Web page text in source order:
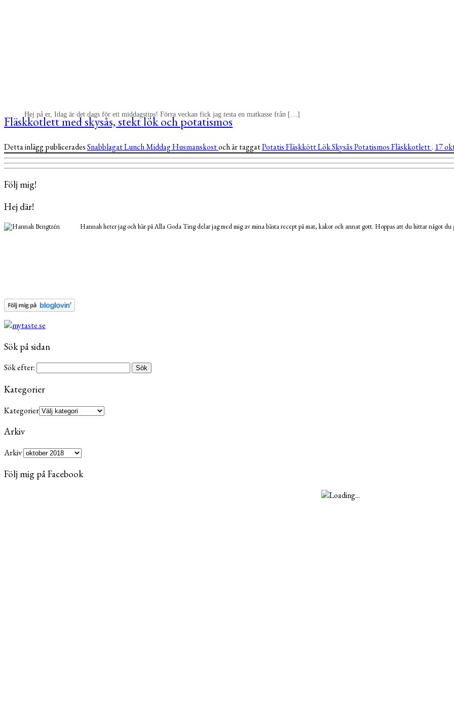
Hej på er, Idag är det dags för ett middagstips! Förra veckan fick jag testa en matkasse från […]
Fläskkotlett med skysås, stekt lök och potatismos
Detta inlägg publiceradesSnabblagatLunchMiddagHusmanskostoch är taggatPotatisFläskköttLökSkysåsPotatismosFläskkotlett. 17
Följ mig!
Hej där!
Hannah heter jag och här på Alla Goda Ting delar jag med mig av mina bästa recept på mat, kakor och annat gott. Hoppas att du hittar något du
Sök på sidan
Sök efter:
Kategorier
Kategorier
Arkiv
Arkiv
Följ mig på Facebook